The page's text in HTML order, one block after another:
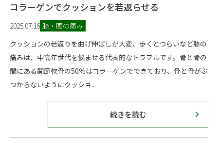
コラーゲンでクッションを若返らせる
2025.07.16 膝・腰の痛み
クッションの若返りを曲げ伸ばしが大変、歩くとつらいなど膝の
痛みは、中高年世代を悩ませる代表的なトラブルです。骨と骨の
間にある関節軟骨の50％はコラーゲンでできており、骨と骨がぶ
つからないようにクッショ...
続きを読む